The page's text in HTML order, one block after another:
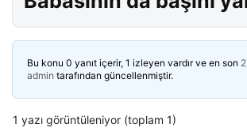
Bu konu 0 yanıt içerir, 1 izleyen vardır ve en son
admin tarafından güncellenmiştir.
1 yazı görüntüleniyor (toplam 1)